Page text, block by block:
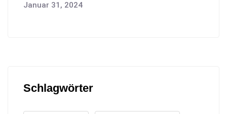
Januar 31, 2024
Schlagwörter